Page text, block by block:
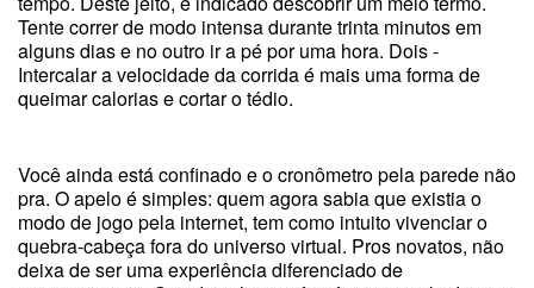
Tente correr de modo intensa durante trinta minutos em
alguns dias e no outro ir a pé por uma hora. Dois -
Intercalar a velocidade da corrida é mais uma forma de
queimar calorias e cortar o tédio.
Você ainda está confinado e o cronômetro pela parede não
pra. O apelo é simples: quem agora sabia que existia o
modo de jogo pela internet, tem como intuito vivenciar o
quebra-cabeça fora do universo virtual. Pros novatos, não
deixa de ser uma experiência diferenciado de